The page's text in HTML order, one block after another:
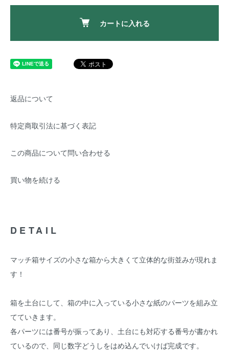
カートに入れる
返品について
特定商取引法に基づく表記
この商品について問い合わせる
買い物を続ける
DETAIL
マッチ箱サイズの小さな箱から大きくて立体的な街並みが現れま
す！
箱を土台にして、箱の中に入っている小さな紙のパーツを組み立
てていきます。
各パーツには番号が振ってあり、土台にも対応する番号が書かれ
ているので、同じ数字どうしをはめ込んでいけば完成です。